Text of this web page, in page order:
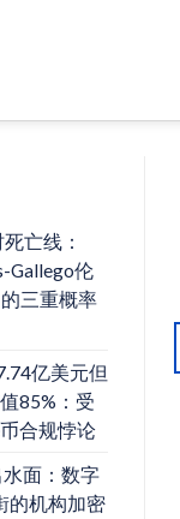
亡线：
Gallego伦
三重概率
亿美元但
85%：受
合规悖论
面：数字
的机构加密